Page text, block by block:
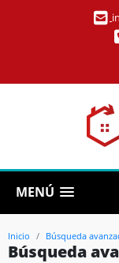
MENÚ
Inicio Búsqueda
Búsqueda